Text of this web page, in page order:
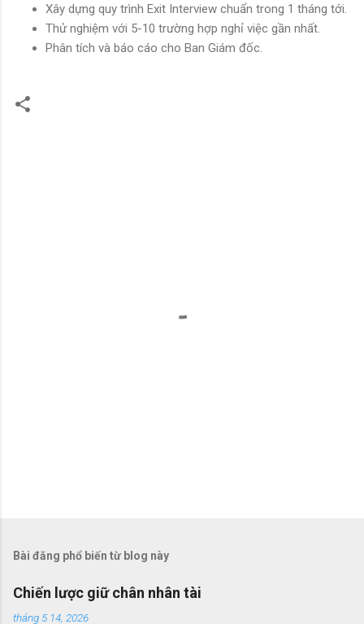
Xây dựng quy trình Exit Interview chuẩn trong 1 tháng tới.
Thử nghiệm với 5-10 trường hợp nghỉ việc gần nhất.
Phân tích và báo cáo cho Ban Giám đốc.
Bài đăng phổ biến từ blog này
Chiến lược giữ chân nhân tài
tháng 5 14, 2026